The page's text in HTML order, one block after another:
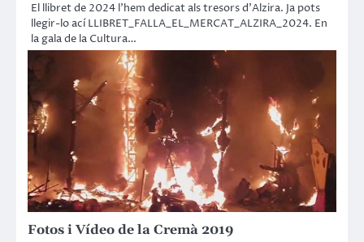
El llibret de 2024 l’hem dedicat als tresors d’Alzira. Ja pots
llegir-lo ací LLIBRET_FALLA_EL_MERCAT_ALZIRA_2024. En
la gala de la Cultura…
Fotos i Vídeo de la Cremà 2019